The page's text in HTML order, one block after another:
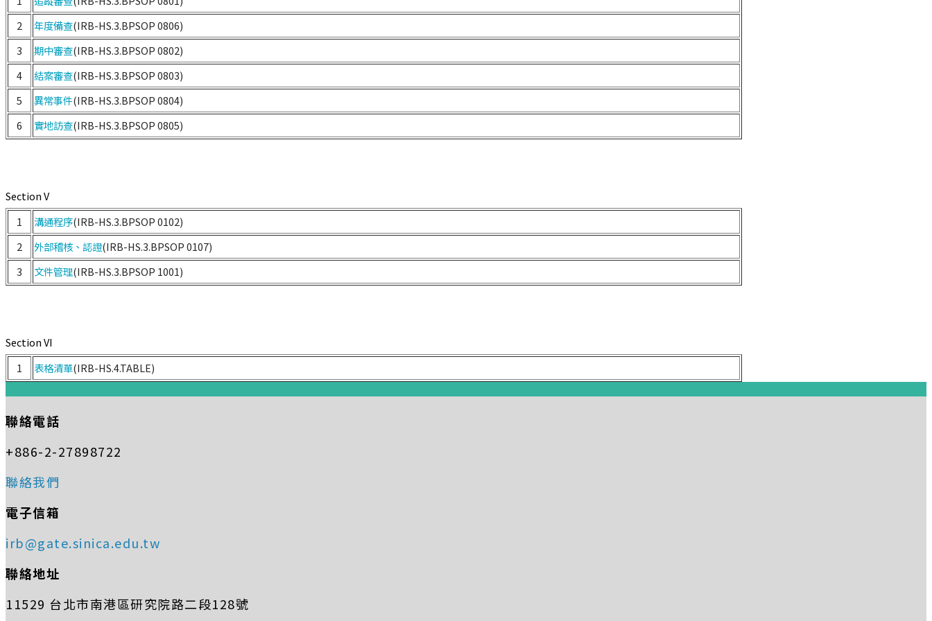
2
年度備查(IRB-HS.3.BPSOP 0806)
3
期中審查(IRB-HS.3.BPSOP 0802)
4
結案審查(IRB-HS.3.BPSOP 0803)
5
異常事件(IRB-HS.3.BPSOP 0804)
6
實地訪查(IRB-HS.3.BPSOP 0805)
Section V
1
溝通程序(IRB-HS.3.BPSOP 0102)
2
外部稽核、認證(IRB-HS.3.BPSOP 0107)
3
文件管理(IRB-HS.3.BPSOP 1001)
Section VI
1
表格清單(IRB-HS.4.TABLE)
聯絡電話
+886-2-27898722
聯絡我們
電子信箱
irb@gate.sinica.edu.tw
聯絡地址
11529 台北市南港區研究院路二段128號